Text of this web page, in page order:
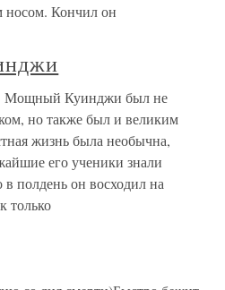
носом. Кончил он
Мощный Куинджи был не
но также был и великим
жизнь была необычна,
его ученики знали
полдень он восходил на
только